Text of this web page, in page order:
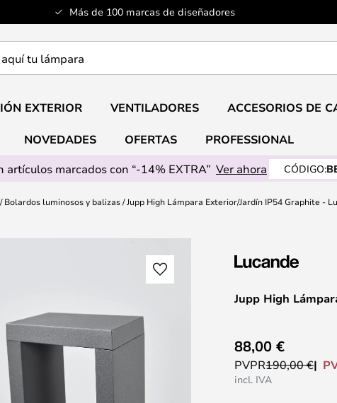
Más de 100 marcas de diseñadores
EXTERIOR VENTILADORES ACCESORIOS DE
NOVEDADES OFERTAS
PROFESSIONAL
artículos marcados con “-14% EXTRA” Ver ahora CÓDIGO:
Bolardos luminosos y balizas Jupp High Lámpara Exterior/Jardín IP54 Graphite -
Jupp High
88,00 €
PVPR190,00 €
incl. IVA